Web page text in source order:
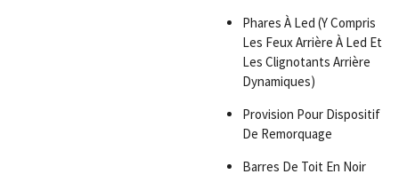
Phares À Led (Y Compris
Les Feux Arrière À Led Et
Les Clignotants Arrière
Dynamiques)
Provision Pour Dispositif
De Remorquage
Barres De Toit En Noir